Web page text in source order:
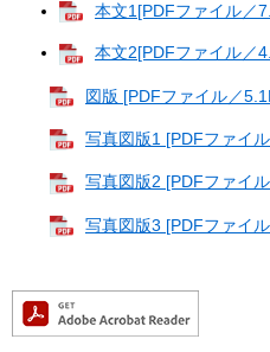
本文1[PDFファイル／
本文2[PDFファイル／
図版 [PDFファイル／
写真図版1 [PDFファイ
写真図版2 [PDFファイ
写真図版3 [PDFファイ